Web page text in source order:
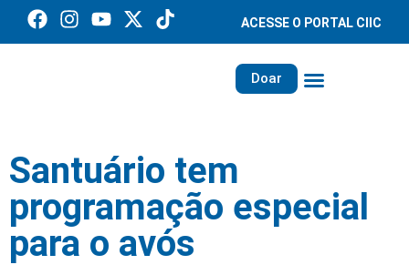
ACESSE O PORTAL CIIC
Doar
Santuário tem
programação especial
para o avós